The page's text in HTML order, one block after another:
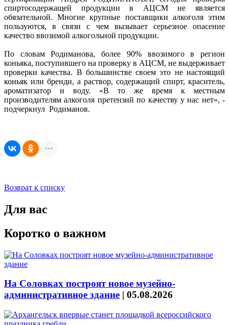
спиртосодержащей продукции в АЦСМ не является
обязательной. Многие крупные поставщики алкоголя этим
пользуются, в связи с чем вызывает серьезное опасение
качество ввозимой алкогольной продукции.
По словам Родиманова, более 90% ввозимого в регион
коньяка, поступившего на проверку в АЦСМ, не выдерживает
проверки качества. В большинстве своем это не настоящий
коньяк или бренди, а раствор, содержащий спирт, краситель,
ароматизатор и воду. «В то же время к местным
производителям алкоголя претензий по качеству у нас нет», -
подчеркнул Родиманов.
Возврат к списку
Для вас
Коротко о важном
На Соловках построят новое музейно-
административное здание | 05.08.2026